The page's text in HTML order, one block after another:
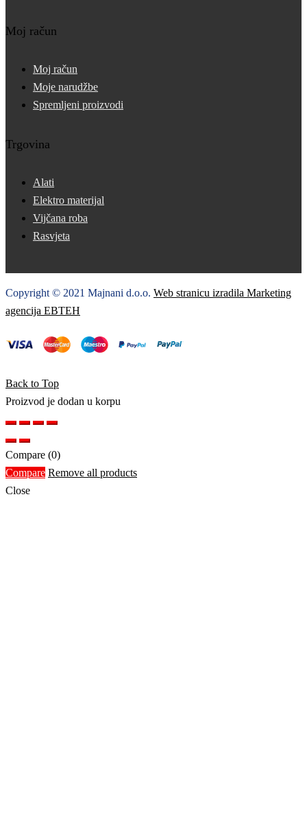
Moj račun
Moj račun
Moje narudžbe
Spremljeni proizvodi
Trgovina
Alati
Elektro materijal
Vijčana roba
Rasvjeta
Copyright © 2021 Majnani d.o.o. Web stranicu izradila Marketing
agencija EBTEH
Back to Top
Proizvod je dodan u korpu
Compare (0)
Compare Remove all products
Close